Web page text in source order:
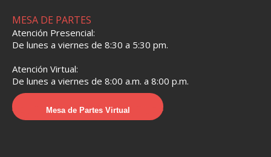
MESA DE PARTES
Atención Presencial:
De lunes a viernes de 8:30 a 5:30 pm.
Atención Virtual:
De lunes a viernes de 8:00 a.m. a 8:00 p.m.
Mesa de Partes Virtual